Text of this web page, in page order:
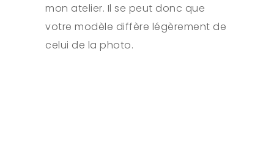
mon atelier. Il se peut donc que
votre modèle diffère légèrement de
celui de la photo.